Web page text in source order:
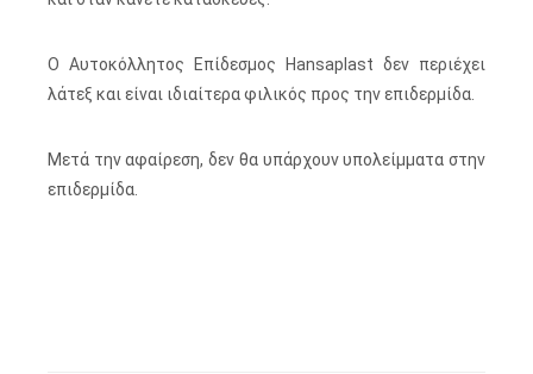
Ο Αυτοκόλλητος Επίδεσμος Hansaplast δεν περιέχει
λάτεξ και είναι ιδιαίτερα φιλικός προς την επιδερμίδα.
Μετά την αφαίρεση, δεν θα υπάρχουν υπολείμματα στην
επιδερμίδα.